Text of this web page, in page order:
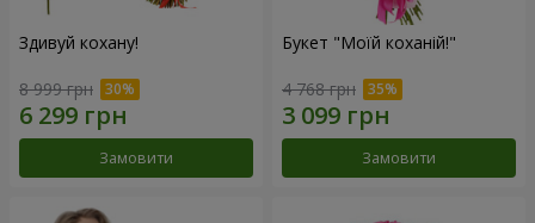
Здивуй кохану!
8 999 грн
Замовити
Букет "Моїй коханій!"
4 768 грн
Замовити